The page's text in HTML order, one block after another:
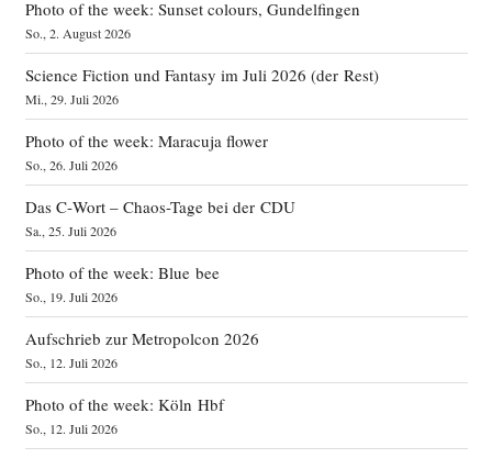
Photo of the week: Sunset colours, Gundelfingen
So., 2. August 2026
Science Fiction und Fantasy im Juli 2026 (der Rest)
Mi., 29. Juli 2026
Photo of the week: Maracuja flower
So., 26. Juli 2026
Das C‑Wort – Chaos-Tage bei der CDU
Sa., 25. Juli 2026
Photo of the week: Blue bee
So., 19. Juli 2026
Aufschrieb zur Metropolcon 2026
So., 12. Juli 2026
Photo of the week: Köln Hbf
So., 12. Juli 2026